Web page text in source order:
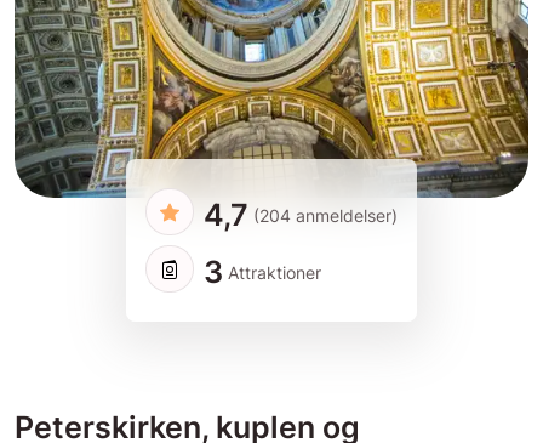
4,7 (204 anmeldelser)
3 Attraktioner
Peterskirken, kuplen og